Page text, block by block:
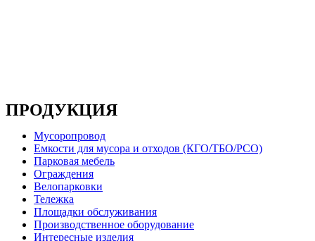
ПРОДУКЦИЯ
Мусоропровод
Емкости для мусора и отходов (КГО/ТБО/РСО)
Парковая мебель
Ограждения
Велопарковки
Тележка
Площадки обслуживания
Производственное оборудование
Интересные изделия